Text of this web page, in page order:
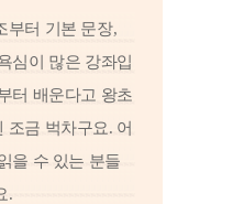
부터 기본 문장,
심이 많은 강좌입
터 배운다고 왕초
조금 벅차구요. 어
을 수 있는 분들
.